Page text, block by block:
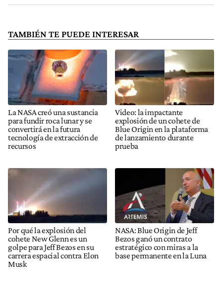
TAMBIÉN TE PUEDE INTERESAR
La NASA creó una sustancia
para fundir roca lunar y se
convertirá en la futura
tecnología de extracción de
recursos
Video: la impactante
explosión de un cohete de
Blue Origin en la plataforma
de lanzamiento durante
prueba
Por qué la explosión del
cohete New Glenn es un
golpe para Jeff Bezos en su
carrera espacial contra Elon
Musk
NASA: Blue Origin de Jeff
Bezos ganó un contrato
estratégico con miras a la
base permanente en la Luna